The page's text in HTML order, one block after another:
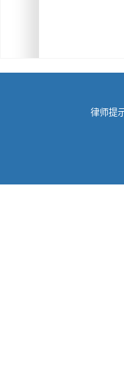
律师提